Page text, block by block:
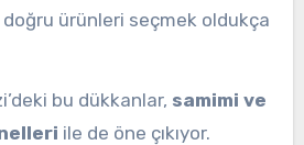
ürünleri seçmek oldukça
bu dükkanlar, samimi ve
ile de öne çıkıyor.